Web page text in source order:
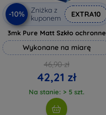
-10%
Zniżka z
kuponem
EXTRA10
3mk Pure Matt Szkło ochronne
Wykonane na miarę
46,90 zł
42,21 zł
Na stanie: > 5 szt.